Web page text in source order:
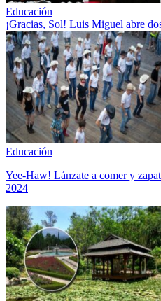
Educación
¡Gracias, Sol! Luis Miguel abre
Educación
Yee-Haw! Lánzate a comer y
2024